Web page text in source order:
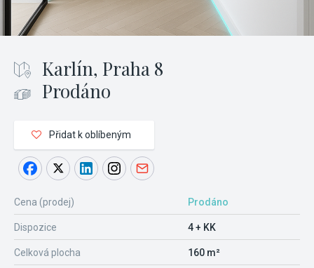
Karlín, Praha 8
Prodáno
Přidat k oblíbeným
Cena (prodej) Prodáno
Dispozice 4 + KK
Celková plocha 160 m²